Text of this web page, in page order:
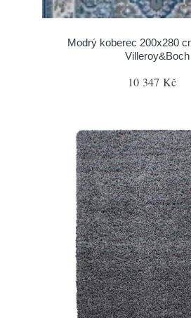
Modrý koberec 200x280
Villeroy&Boch
10 347 Kč